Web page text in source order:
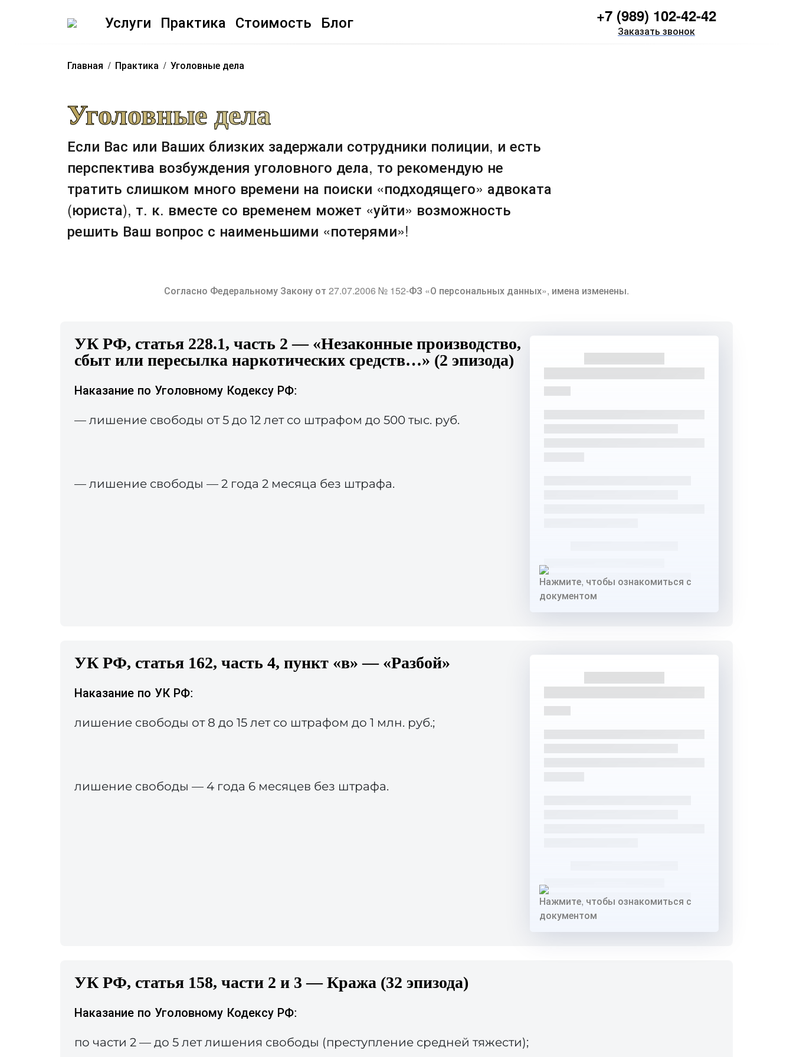
Услуги Практика Стоимость Блог +7 (989) 102-42-42
Заказать звонок
Главная Практика Уголовные дела
Уголовные дела
Если Вас или Ваших близких задержали сотрудники полиции, и есть
перспектива возбуждения уголовного дела, то рекомендую не
тратить слишком много времени на поиски «подходящего» адвоката
(юриста), т. к. вместе со временем может «уйти» возможность
решить Ваш вопрос с наименьшими «потерями»!
Согласно Федеральному Закону от 27.07.2006 № 152-ФЗ «О персональных данных», имена изменены.
УК РФ, статья 228.1, часть 2 — «Незаконные производство,
сбыт или пересылка наркотических средств…» (2 эпизода)
Наказание по Уголовному Кодексу РФ:
— лишение свободы от 5 до 12 лет со штрафом до 500 тыс. руб.
— лишение свободы — 2 года 2 месяца без штрафа.
Нажмите, чтобы ознакомиться с
документом
УК РФ, статья 162, часть 4, пункт «в» — «Разбой»
Наказание по УК РФ:
лишение свободы от 8 до 15 лет со штрафом до 1 млн. руб.;
лишение свободы — 4 года 6 месяцев без штрафа.
Нажмите, чтобы ознакомиться с
документом
УК РФ, статья 158, части 2 и 3 — Кража (32 эпизода)
Наказание по Уголовному Кодексу РФ:
по части 2 — до 5 лет лишения свободы (преступление средней тяжести);